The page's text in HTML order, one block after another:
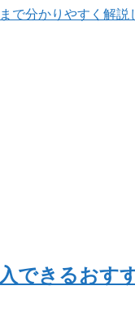
で分かりやすく解説
できるおす